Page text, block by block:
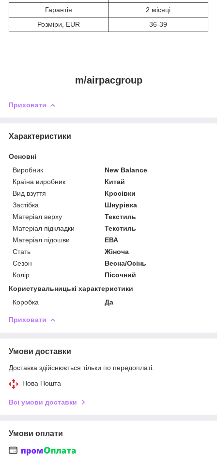
Гарантія
2 місяці
Розміри, EUR
36-39
m/airpacgroup
Приховати
Характеристики
Основні
Виробник
New Balance
Країна виробник
Китай
Вид взуття
Кросівки
Застібка
Шнурівка
Матеріал верху
Текстиль
Матеріал підкладки
Текстиль
Матеріал підошви
ЕВА
Стать
Жіноча
Сезон
Весна/Осінь
Колір
Пісочний
Користувальницькі характеристики
Коробка
Да
Приховати
Умови доставки
Доставка здійснюється тільки по передоплаті.
Нова Пошта
Всі умови доставки
Умови оплати